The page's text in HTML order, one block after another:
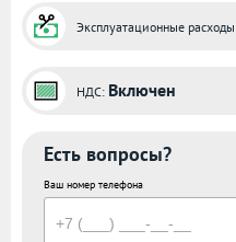
Эксплуатационные
НДС: Включен
Есть вопросы?
Ваш номер телефона